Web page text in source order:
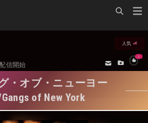
Netflix新着作品
オールジャンル
海外ドラマ・シリーズ
配信終了予定の作品
海外ドラマ・ラインナップ
Netflix 人気ランキング
人気
信開始
1
・オブ・ニューヨー
of New York